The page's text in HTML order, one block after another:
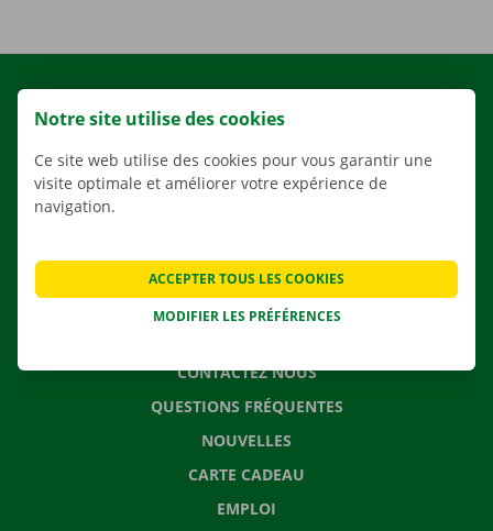
NOS VÉHICULES
NOS SERVICES
SOLUTIONS DE DÉMÉNAGEMENT
CONTACTEZ NOUS
QUESTIONS FRÉQUENTES
NOUVELLES
CARTE CADEAU
EMPLOI
Notre site utilise des cookies
Ce site web utilise des cookies pour vous garantir une
visite optimale et améliorer votre expérience de
navigation.
MODIFIER LES PRÉFÉRENCES
ACCEPTER TOUS LES COOKIES